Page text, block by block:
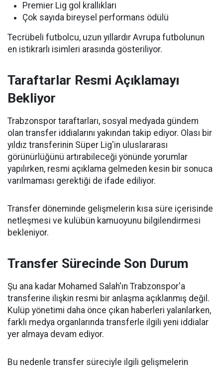
Premier Lig gol krallıkları
Çok sayıda bireysel performans ödülü
Tecrübeli futbolcu, uzun yıllardır Avrupa futbolunun
en istikrarlı isimleri arasında gösteriliyor.
Taraftarlar Resmi Açıklamayı
Bekliyor
Trabzonspor taraftarları, sosyal medyada gündem
olan transfer iddialarını yakından takip ediyor. Olası bir
yıldız transferinin Süper Lig'in uluslararası
görünürlüğünü artırabileceği yönünde yorumlar
yapılırken, resmi açıklama gelmeden kesin bir sonuca
varılmaması gerektiği de ifade ediliyor.
Transfer döneminde gelişmelerin kısa süre içerisinde
netleşmesi ve kulübün kamuoyunu bilgilendirmesi
bekleniyor.
Transfer Sürecinde Son Durum
Şu ana kadar Mohamed Salah'ın Trabzonspor'a
transferine ilişkin resmi bir anlaşma açıklanmış değil.
Kulüp yönetimi daha önce çıkan haberleri yalanlarken,
farklı medya organlarında transferle ilgili yeni iddialar
yer almaya devam ediyor.
Bu nedenle transfer süreciyle ilgili gelişmelerin